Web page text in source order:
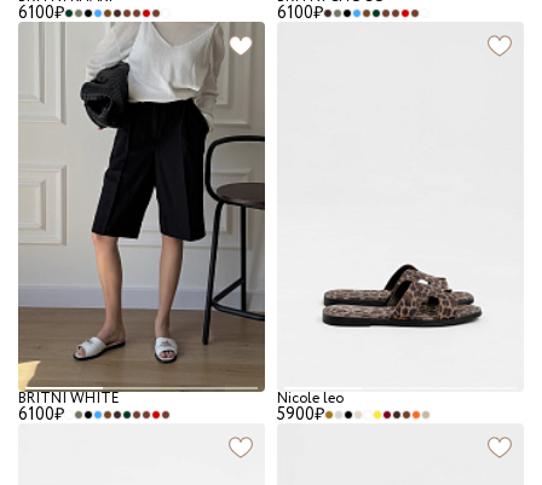
6100₽ 6100₽
BRITNI WHITE
6100₽
Nicole leo
5900₽